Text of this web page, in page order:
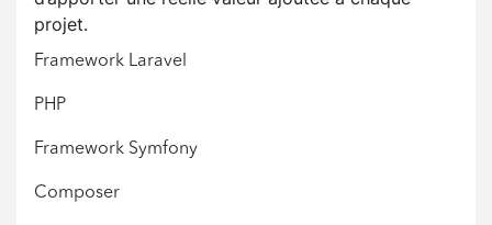
projet.
Framework Laravel
PHP
Framework Symfony
Composer